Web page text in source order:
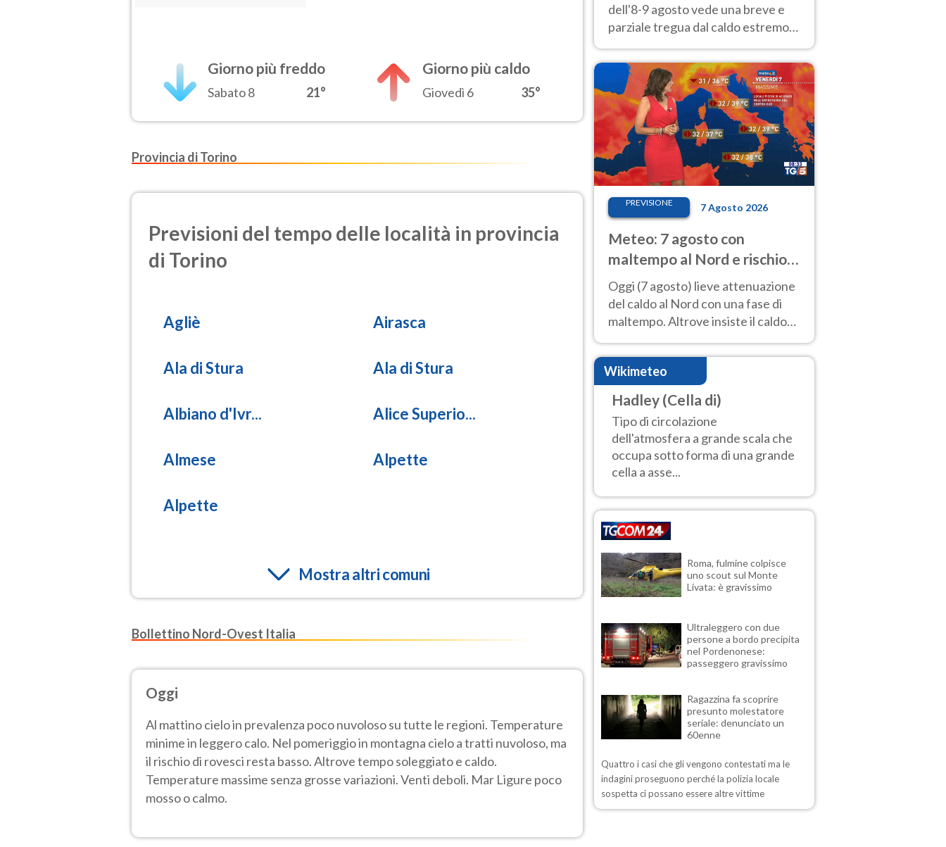
Giorno più freddo
Sabato 8 21°
Giorno più caldo
Giovedì 6 35°
Provincia di Torino
Previsioni del tempo delle località in provincia
di Torino
Agliè Airasca
Ala di Stura Ala di Stura
Albiano d'Ivr... Alice Superio...
Almese Alpette
Alpette
Mostra altri comuni
Bollettino Nord-Ovest Italia
Oggi
Al mattino cielo in prevalenza poco nuvoloso su tutte le regioni. Temperature
minime in leggero calo. Nel pomeriggio in montagna cielo a tratti nuvoloso, ma
il rischio di rovesci resta basso. Altrove tempo soleggiato e caldo.
Temperature massime senza grosse variazioni. Venti deboli. Mar Ligure poco
mosso o calmo.
dell'8-9 agosto vede una breve e
parziale tregua dal caldo estremo
40 gradi.
PREVISIONE 7 Agosto 2026
Meteo: 7 agosto con
maltempo al Nord e rischio
nubifragi. Altrove caldo
estremo
Oggi (7 agosto) lieve attenuazione
del caldo al Nord con una fase di
maltempo. Altrove insiste il caldo
estremo con picchi di 40°C. Le
previsioni
Wikimeteo
Hadley (Cella di)
Tipo di circolazione
dell'atmosfera a grande scala che
occupa sotto forma di una grande
cella a asse...
Roma, fulmine colpisce
uno scout sul Monte
Livata: è gravissimo
Ultraleggero con due
persone a bordo precipita
nel Pordenonese:
passeggero gravissimo
Ragazzina fa scoprire
presunto molestatore
seriale: denunciato un
60enne
Quattro i casi che gli vengono contestati ma le
indagini proseguono perché la polizia locale
sospetta ci possano essere altre vittime